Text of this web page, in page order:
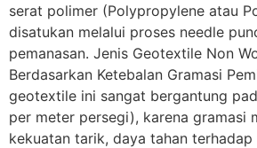
serat polimer (Polypropylene atau
disatukan melalui proses needle
pemanasan. Jenis Geotextile Non
Berdasarkan Ketebalan Gramasi
geotextile ini sangat bergantung
per meter persegi), karena gramasi
kekuatan tarik, daya tahan terhadap